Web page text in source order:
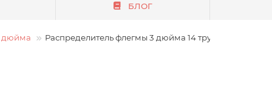
БЛОГ
дюйма Распределитель флегмы 3 дюйма 14 трубок